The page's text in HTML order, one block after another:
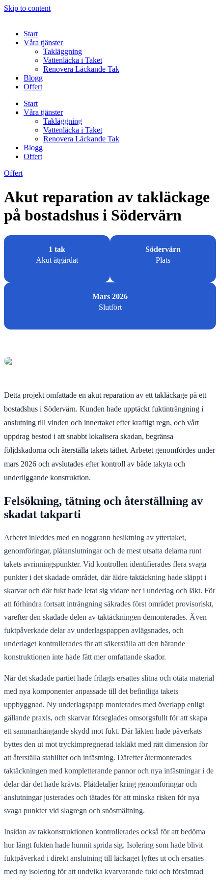
Skip to content
Start
Våra tjänster
Takläggning
Vattenläcka i Taket
Renovera Läckande Tak
Blogg
Offert
Start
Våra tjänster
Takläggning
Vattenläcka i Taket
Renovera Läckande Tak
Blogg
Offert
Offert
Akut reparation av takläckage
på bostadshus i Södervärn
1 tak
Akut åtgärdat
Södervärn
Plats
Mars 2026
Slutfört
Detta projekt omfattade en akut reparation av ett takläckage på ett
bostadshus i Södervärn. Kunden hade upptäckt fuktinträngning i
anslutning till vinden och innertaket efter kraftigt regn, och vårt
uppdrag bestod i att snabbt lokalisera skadan, begränsa
följdskadorna och återställa takets täthet. Arbetet genomfördes under
mars 2026 och avslutades efter kontroll av både takyta och
underliggande konstruktion.
Felsökning, tätning och återställning av
skadat takparti
Arbetet inleddes med en noggrann besiktning av yttertaket,
genomföringar, plåtanslutningar och de mest utsatta delarna runt
takets avrinningspunkter. Vid kontrollen identifierades flera svaga
punkter i det skadade området, där äldre taktäckning hade släppt i
skarvar och där fukt hade letat sig vidare ner i underlag och läkt. För
att förhindra fortsatt inträngning säkrades först området provisoriskt,
varefter den skadade delen av taktäckningen demonterades. Även
fuktpåverkade delar av underlagspappen avlägsnades, och
underlaget kontrollerades för att säkerställa att den bärande
konstruktionen inte hade fått mer omfattande skador.
När det skadade partiet hade frilagts ersattes slitna och otäta material
med nya komponenter anpassade till det befintliga takets
uppbyggnad. Ny underlagspapp monterades med överlapp enligt
gällande praxis, och skarvar förseglades omsorgsfullt för att skapa
ett sammanhängande skydd mot fukt. Där läkten hade påverkats
byttes den ut mot tryckimpregnerad takläkt med rätt dimension för
att återställa stabilitet och infästning. Därefter återmonterades
taktäckningen med kompletterande pannor och nya infästningar i de
delar där det hade krävts. Plåtdetaljer kring genomföringar och
anslutningar justerades och tätades för att minska risken för nya
svaga punkter vid slagregn och snösmältning.
Insidan av takkonstruktionen kontrollerades också för att bedöma
hur långt fukten hade hunnit sprida sig. Isolering som hade blivit
fuktpåverkad i direkt anslutning till läckaget lyftes ut och ersattes
med ny isolering för att undvika kvarvarande fukt och försämrad